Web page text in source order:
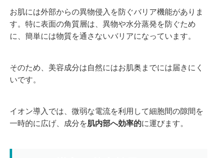
お肌には外部からの異物侵入を防ぐバリア機能がありま
す。特に表面の角質層は、異物や水分蒸発を防ぐため
に、簡単には物質を通さないバリアになっています。
そのため、美容成分は自然にはお肌奥までには届きにく
いです。
イオン導入では、微弱な電流を利用して細胞間の隙間を
一時的に広げ、成分を肌内部へ効率的に運びます。